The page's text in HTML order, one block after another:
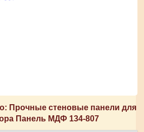
Прочные стеновые панели для
Панель МДФ 134-807